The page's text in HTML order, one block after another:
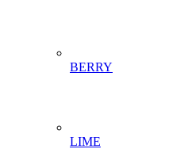
BERRY
LIME